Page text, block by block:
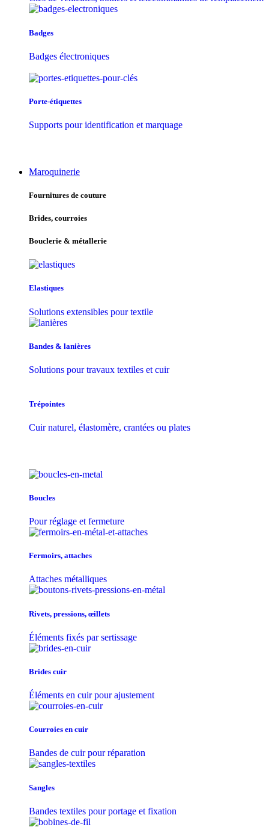
Badges
Badges électroniques
Porte-étiquettes
Supports pour identification et marquage
Maroquinerie
Fournitures de couture
Brides, courroies
Bouclerie & métallerie
Elastiques
Solutions extensibles pour textile
Bandes & lanières
Solutions pour travaux textiles et cuir
Trépointes
Cuir naturel, élastomère, crantées ou plates
Boucles
Pour réglage et fermeture
Fermoirs, attaches
Attaches métalliques
Rivets, pressions, œillets
Éléments fixés par sertissage
Brides cuir
Éléments en cuir pour ajustement
Courroies en cuir
Bandes de cuir pour réparation
Sangles
Bandes textiles pour portage et fixation